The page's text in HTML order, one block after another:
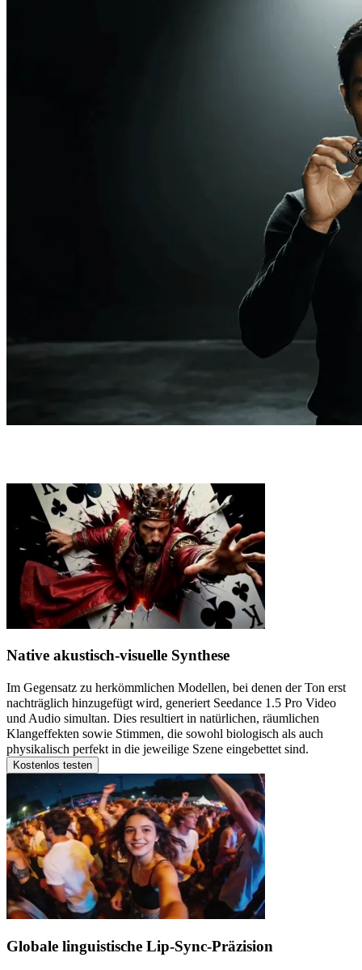
Native akustisch-visuelle Synthese
Im Gegensatz zu herkömmlichen Modellen, bei denen der Ton erst
nachträglich hinzugefügt wird, generiert Seedance 1.5 Pro Video
und Audio simultan. Dies resultiert in natürlichen, räumlichen
Klangeffekten sowie Stimmen, die sowohl biologisch als auch
physikalisch perfekt in die jeweilige Szene eingebettet sind.
Kostenlos testen
Globale linguistische Lip-Sync-Präzision